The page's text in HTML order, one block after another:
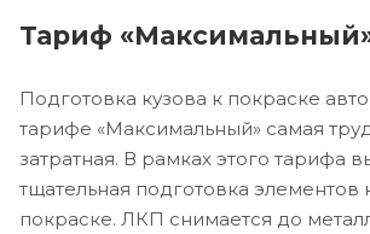
Тариф
Подготовка кузова к покраске
тарифе «Максимальный» самая
затратная. В рамках этого тарифа
тщательная подготовка элементов
покраске. ЛКП снимается до